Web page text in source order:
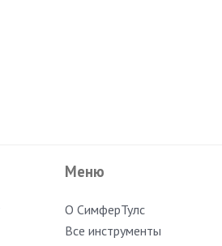
Меню
О СимферТулс
Все инструменты